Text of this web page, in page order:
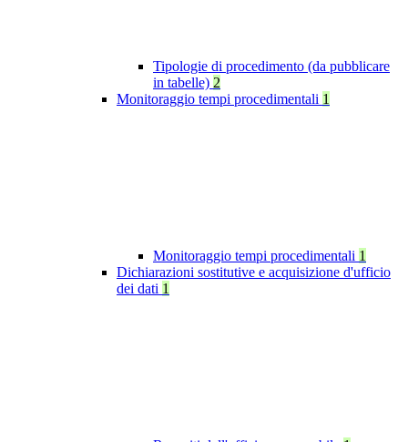
Tipologie di procedimento (da pubblicare
in tabelle) 2
Monitoraggio tempi procedimentali 1
Monitoraggio tempi procedimentali 1
Dichiarazioni sostitutive e acquisizione d'ufficio
dei dati 1